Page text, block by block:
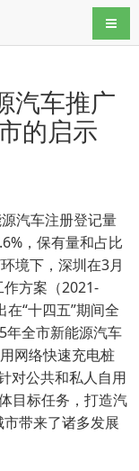
导航
汽车推广
的启示
汽车注册登记量
，保有量和占比
境下，深圳在3月
方案（2021-
“十四五”期间全
年全市新能源汽车
网络快速充电桩
对公共和私人自用
目标任务，打造汽
带来了诸多发展